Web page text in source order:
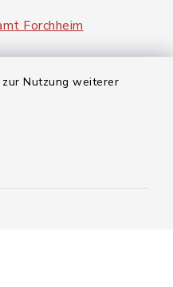
Nutzung weiterer
Forchheim